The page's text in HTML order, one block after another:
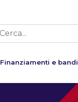
Finanziamenti e bandi